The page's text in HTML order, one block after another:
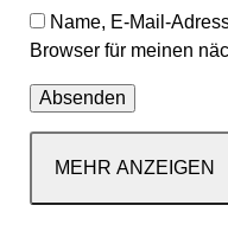
Name, E-Mail-
Browser für meinen
MEHR ANZEIGEN